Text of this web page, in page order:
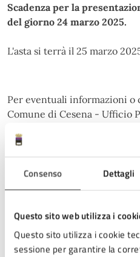
Consenso Dettagli
Questo sito web utilizza i
Questo sito utilizza i cookie
sessione per garantire la
Scadenza per la
del giorno 24 marzo 2025.
L'asta si terrà il 25 marzo
Per eventuali informazioni
Comune di Cesena - Ufficio
numeri 0547/356597 -
Per i dettagli sulla modalità
rimanda al Bando e ai relativi